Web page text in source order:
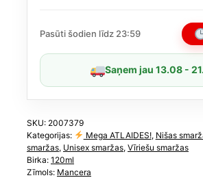
Pasūti šodien līdz 23:59
Saņem jau 13.08 -
SKU: 2007379
Kategorijas:
Mega ATLAIDES!, Nišas
smaržas, Unisex smaržas, Vīriešu smaržas
Birka: 120ml
Zīmols: Mancera